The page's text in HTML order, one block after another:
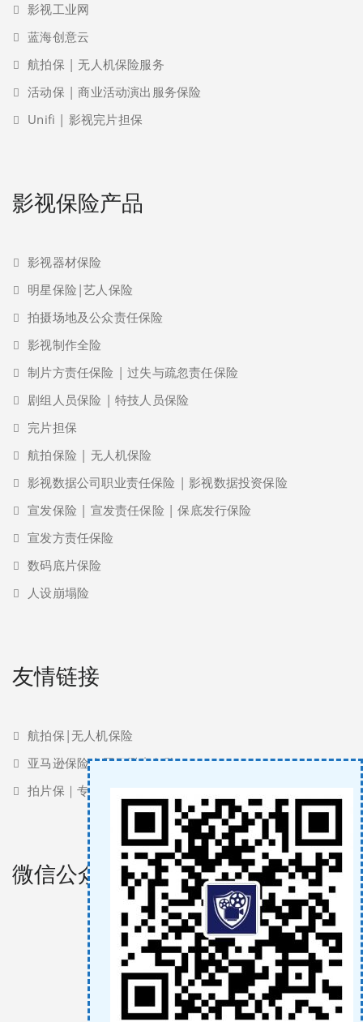
影视工业网
蓝海创意云
航拍保 | 无人机保险服务
活动保 | 商业活动演出服务保险
Unifi | 影视完片担保
影视保险产品
影视器材保险
明星保险|艺人保险
拍摄场地及公众责任保险
影视制作全险
制片方责任保险 | 过失与疏忽责任保险
剧组人员保险 | 特技人员保险
完片担保
航拍保险 | 无人机保险
影视数据公司职业责任保险 | 影视数据投资保险
宣发保险 | 宣发责任保险 | 保底发行保险
宣发方责任保险
数码底片保险
人设崩塌险
友情链接
航拍保|无人机保险
亚马逊保险 | 亚马逊责任险
拍片保｜专业影视保险服务商
微信公众号